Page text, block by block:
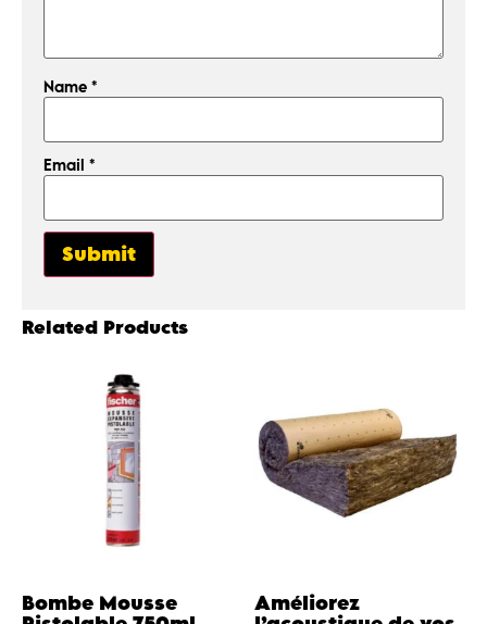
Name *
Email *
Related Products
Bombe Mousse
Améliorez